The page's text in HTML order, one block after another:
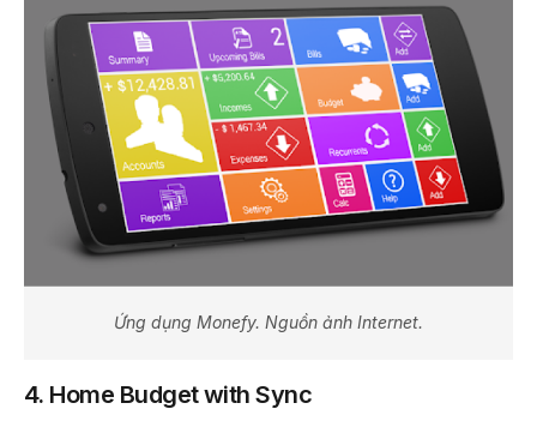
Ứng dụng Monefy. Nguồn ảnh Internet.
4. Home Budget with Sync